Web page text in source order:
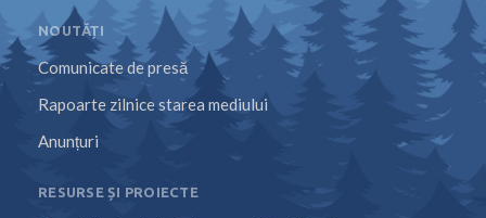
NOUTĂȚI
Comunicate de presă
Rapoarte zilnice starea mediului
Anunțuri
RESURSE ȘI PROIECTE